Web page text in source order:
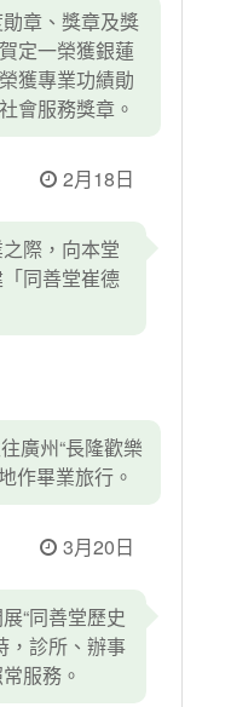
章、獎章及獎
定一榮獲銀蓮
獲專業功績勛
會服務獎章。
2月18日
際，向本堂
同善堂崔德
廣州“長隆歡樂
作畢業旅行。
3月20日
“同善堂歷史
，診所、辦事
服務。